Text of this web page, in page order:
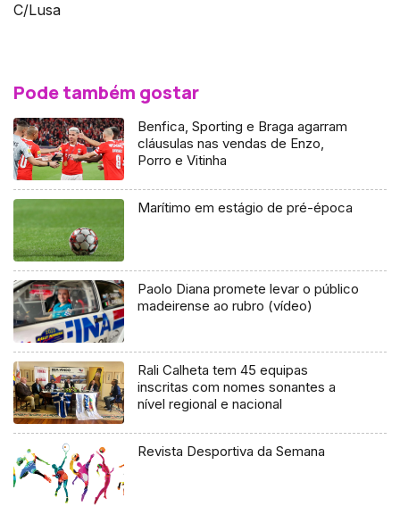
C/Lusa
Pode também gostar
Benfica, Sporting e Braga agarram
cláusulas nas vendas de Enzo,
Porro e Vitinha
Marítimo em estágio de pré-época
Paolo Diana promete levar o público
madeirense ao rubro (vídeo)
Rali Calheta tem 45 equipas
inscritas com nomes sonantes a
nível regional e nacional
Revista Desportiva da Semana